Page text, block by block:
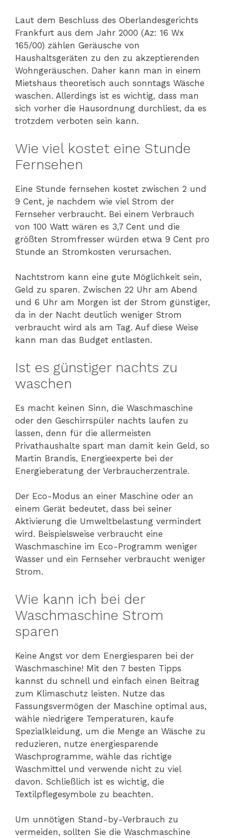
Laut dem Beschluss des Oberlandesgerichts
Frankfurt aus dem Jahr 2000 (Az: 16 Wx
165/00) zählen Geräusche von
Haushaltsgeräten zu den zu akzeptierenden
Wohngeräuschen. Daher kann man in einem
Mietshaus theoretisch auch sonntags Wäsche
waschen. Allerdings ist es wichtig, dass man
sich vorher die Hausordnung durchliest, da es
trotzdem verboten sein kann.
Wie viel kostet eine Stunde
Fernsehen
Eine Stunde fernsehen kostet zwischen 2 und
9 Cent, je nachdem wie viel Strom der
Fernseher verbraucht. Bei einem Verbrauch
von 100 Watt wären es 3,7 Cent und die
größten Stromfresser würden etwa 9 Cent pro
Stunde an Stromkosten verursachen.
Nachtstrom kann eine gute Möglichkeit sein,
Geld zu sparen. Zwischen 22 Uhr am Abend
und 6 Uhr am Morgen ist der Strom günstiger,
da in der Nacht deutlich weniger Strom
verbraucht wird als am Tag. Auf diese Weise
kann man das Budget entlasten.
Ist es günstiger nachts zu
waschen
Es macht keinen Sinn, die Waschmaschine
oder den Geschirrspüler nachts laufen zu
lassen, denn für die allermeisten
Privathaushalte spart man damit kein Geld, so
Martin Brandis, Energieexperte bei der
Energieberatung der Verbraucherzentrale.
Der Eco-Modus an einer Maschine oder an
einem Gerät bedeutet, dass bei seiner
Aktivierung die Umweltbelastung vermindert
wird. Beispielsweise verbraucht eine
Waschmaschine im Eco-Programm weniger
Wasser und ein Fernseher verbraucht weniger
Strom.
Wie kann ich bei der
Waschmaschine Strom
sparen
Keine Angst vor dem Energiesparen bei der
Waschmaschine! Mit den 7 besten Tipps
kannst du schnell und einfach einen Beitrag
zum Klimaschutz leisten. Nutze das
Fassungsvermögen der Maschine optimal aus,
wähle niedrigere Temperaturen, kaufe
Spezialkleidung, um die Menge an Wäsche zu
reduzieren, nutze energiesparende
Waschprogramme, wähle das richtige
Waschmittel und verwende nicht zu viel
davon. Schließlich ist es wichtig, die
Textilpflegesymbole zu beachten.
Um unnötigen Stand-by-Verbrauch zu
vermeiden, sollten Sie die Waschmaschine